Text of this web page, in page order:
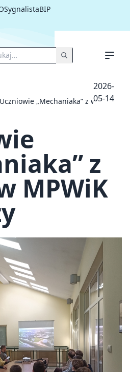
SygnalistaBIP
Uczniowie „Mechaniaka” z wizytą w
2026-
05-14
z
MPWiK